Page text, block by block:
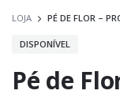
LOJA PÉ DE FLOR –
DISPONÍVEL
Pé de